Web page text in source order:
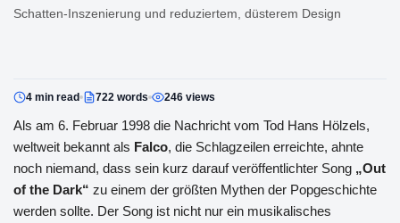
Schatten-Inszenierung und reduziertem, düsterem Design
4 min read 722 words 246 views
Als am 6. Februar 1998 die Nachricht vom Tod Hans Hölzels,
weltweit bekannt als Falco, die Schlagzeilen erreichte, ahnte
noch niemand, dass sein kurz darauf veröffentlichter Song „Out
of the Dark“ zu einem der größten Mythen der Popgeschichte
werden sollte. Der Song ist nicht nur ein musikalisches